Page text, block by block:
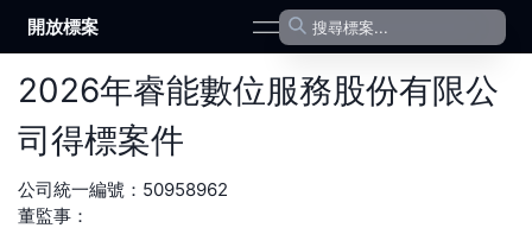
開放標案 open navigation menu
2026年睿能數位服務股份有限公
司得標案件
公司統一編號： 50958962
董監事：